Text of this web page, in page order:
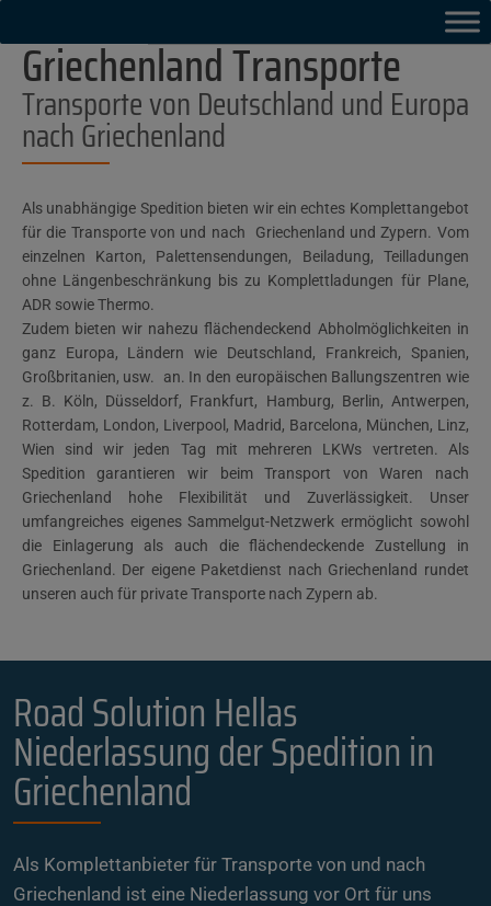
Griechenland Transporte
Transporte von Deutschland und Europa
nach Griechenland
Als unabhängige Spedition bieten wir ein echtes Komplettangebot
für die Transporte von und nach Griechenland und Zypern. Vom
einzelnen Karton, Palettensendungen, Beiladung, Teilladungen
ohne Längenbeschränkung bis zu Komplettladungen für Plane,
ADR sowie Thermo.
Zudem bieten wir nahezu flächendeckend Abholmöglichkeiten in
ganz Europa, Ländern wie Deutschland, Frankreich, Spanien,
Großbritanien, usw. an. In den europäischen Ballungszentren wie
z. B. Köln, Düsseldorf, Frankfurt, Hamburg, Berlin, Antwerpen,
Rotterdam, London, Liverpool, Madrid, Barcelona, München, Linz,
Wien sind wir jeden Tag mit mehreren LKWs vertreten. Als
Spedition garantieren wir beim Transport von Waren nach
Griechenland hohe Flexibilität und Zuverlässigkeit. Unser
umfangreiches eigenes Sammelgut-Netzwerk ermöglicht sowohl
die Einlagerung als auch die flächendeckende Zustellung in
Griechenland. Der eigene Paketdienst nach Griechenland rundet
unseren auch für private Transporte nach Zypern ab.
Road Solution Hellas
Niederlassung der Spedition in
Griechenland
Als Komplettanbieter für Transporte von und nach
Griechenland ist eine Niederlassung vor Ort für uns